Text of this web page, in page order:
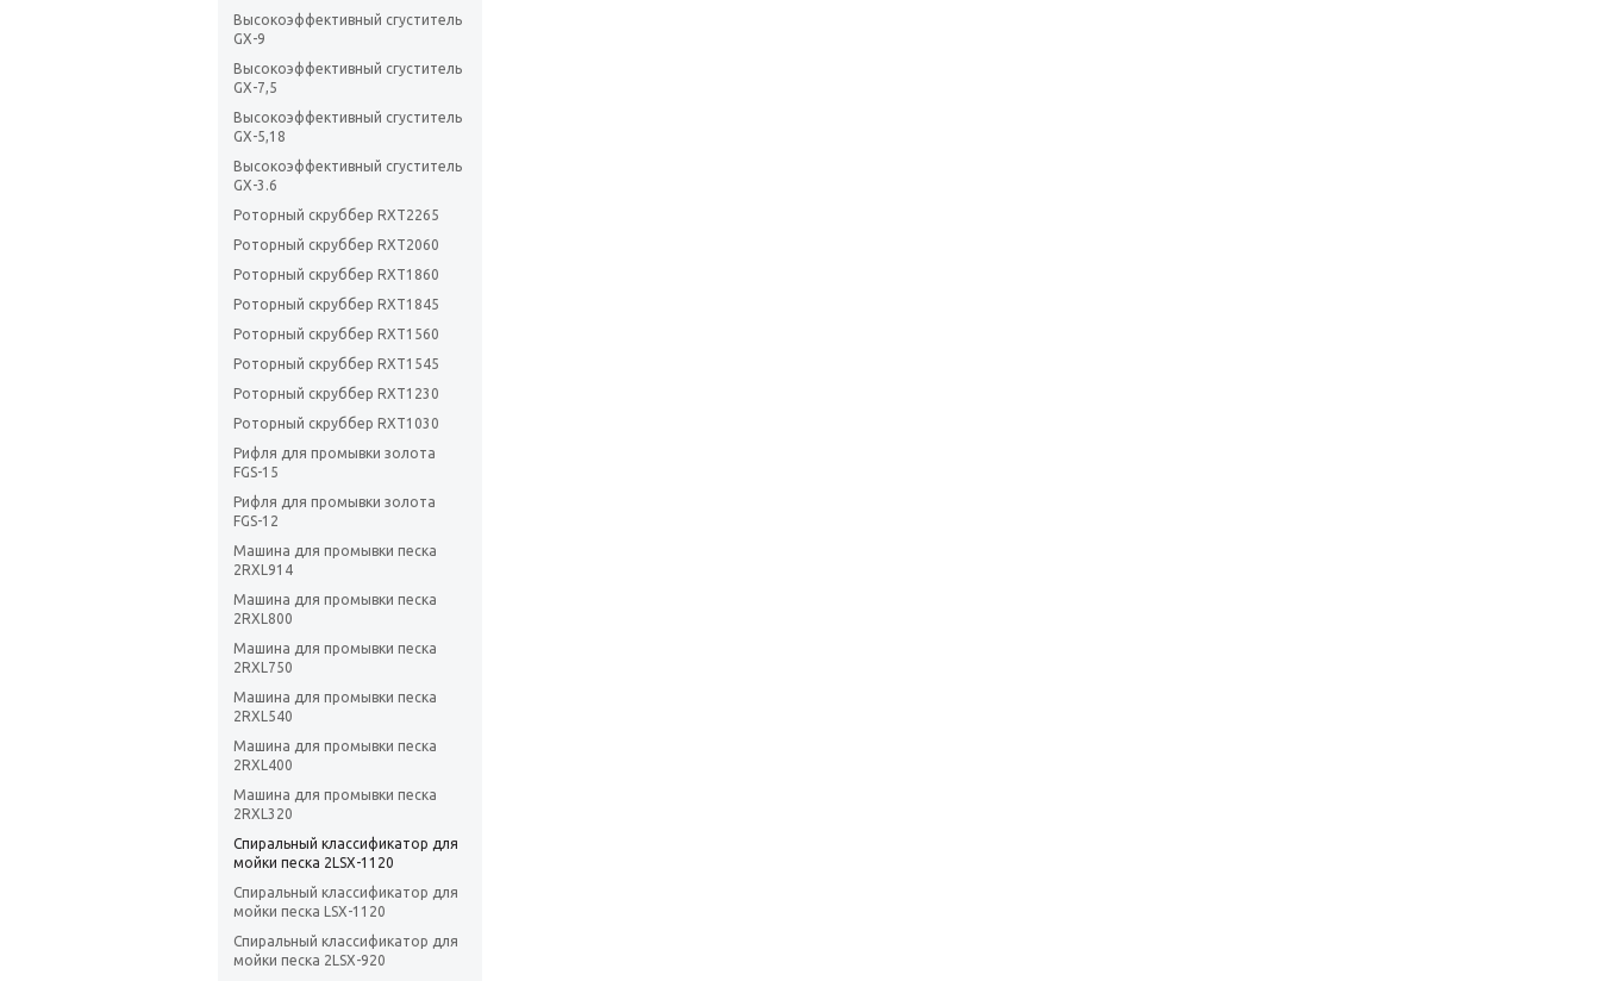
Высокоэффективный сгуститель
GX-9
Высокоэффективный сгуститель
GX-7,5
Высокоэффективный сгуститель
GX-5,18
Высокоэффективный сгуститель
GX-3.6
Роторный скруббер RXT2265
Роторный скруббер RXT2060
Роторный скруббер RXT1860
Роторный скруббер RXT1845
Роторный скруббер RXT1560
Роторный скруббер RXT1545
Роторный скруббер RXT1230
Роторный скруббер RXT1030
Рифля для промывки золота
FGS-15
Рифля для промывки золота
FGS-12
Машина для промывки песка
2RXL914
Машина для промывки песка
2RXL800
Машина для промывки песка
2RXL750
Машина для промывки песка
2RXL540
Машина для промывки песка
2RXL400
Машина для промывки песка
2RXL320
Спиральный классификатор для
мойки песка 2LSX-1120
Спиральный классификатор для
мойки песка LSX-1120
Спиральный классификатор для
мойки песка 2LSX-920